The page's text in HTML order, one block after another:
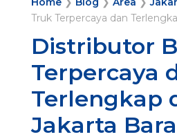
Truk Terpercaya dan
Distributor
Terpercaya
Terlengkap
Jakarta